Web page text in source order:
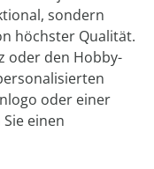
sondern
höchster Qualität.
oder den Hobby-
oder einer
einen